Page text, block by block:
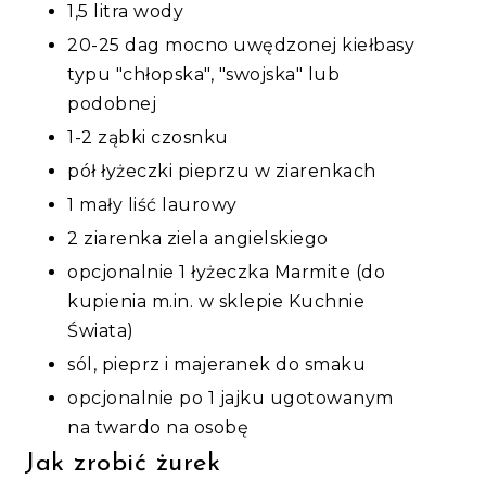
1,5 litra wody
20-25 dag mocno uwędzonej kiełbasy
typu "chłopska", "swojska" lub
podobnej
1-2 ząbki czosnku
pół łyżeczki pieprzu w ziarenkach
1 mały liść laurowy
2 ziarenka ziela angielskiego
opcjonalnie 1 łyżeczka Marmite (do
kupienia m.in. w sklepie Kuchnie
Świata)
sól, pieprz i majeranek do smaku
opcjonalnie po 1 jajku ugotowanym
na twardo na osobę
Jak zrobić żurek